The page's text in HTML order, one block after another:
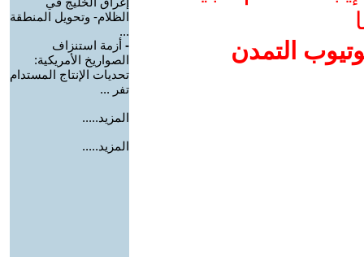
التمدن
الظلام- وتحويل المنطقة
...
- أزمة استنزاف
الصواريخ الأمريكية:
تحديات الإنتاج المستدام
تفر ...
المزيد.....
المزيد.....